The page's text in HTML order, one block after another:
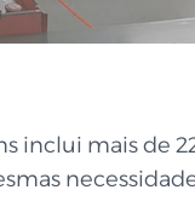
inclui mais de